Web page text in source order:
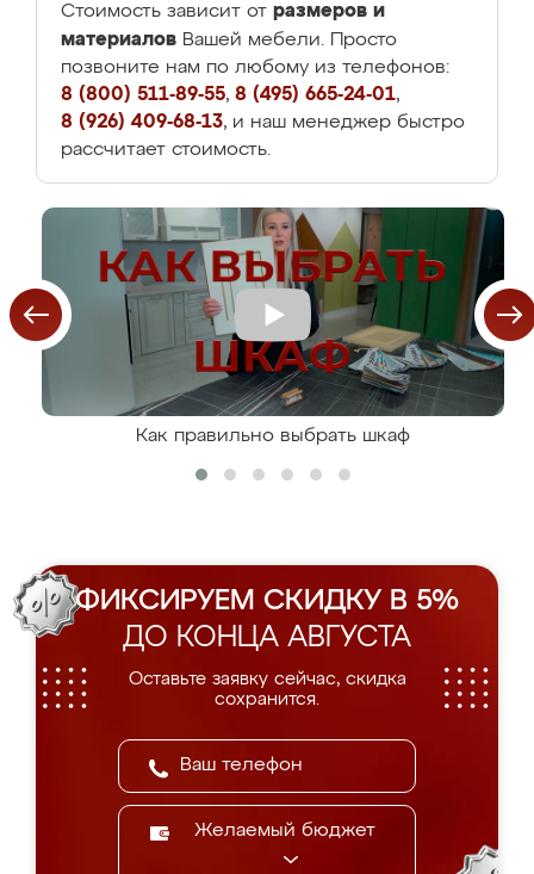
Стоимость зависит от размеров и
материалов Вашей мебели. Просто
позвоните нам по любому из телефонов:
8 (800) 511-89-55, 8 (495) 665-24-01,
8 (926) 409-68-13, и наш менеджер быстро
рассчитает стоимость.
Как правильно выбрать шкаф
ФИКСИРУЕМ СКИДКУ В 5%
ДО КОНЦА АВГУСТА
Оставьте заявку сейчас, скидка
сохранится.
Желаемый бюджет